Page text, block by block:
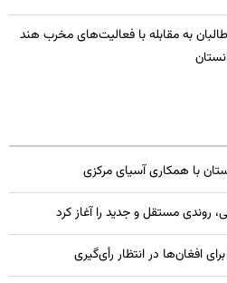
به مقابله با فعالیت‌های مخرب هند
با همکاری آسیای مرکزی
روندی مستقل و جدید را آغاز کرد
افغان‌ها در انتظار رأی‌گیری